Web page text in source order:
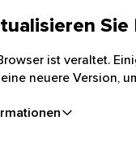
Sie
ist veraltet.
neuere Version,